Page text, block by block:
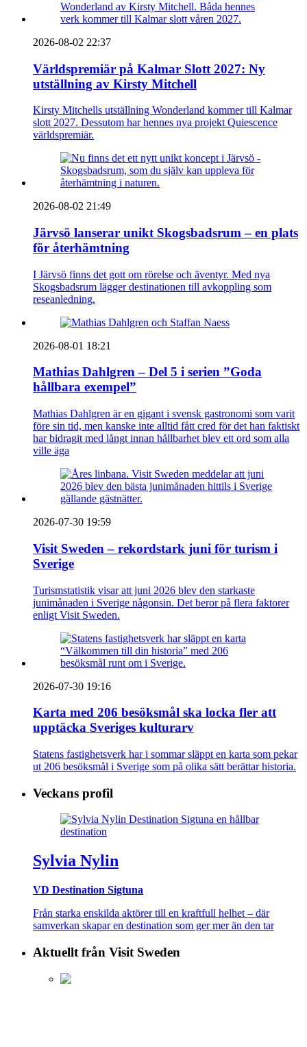
2026-08-02 22:37
Världspremiär på Kalmar Slott 2027: Ny
utställning av Kirsty Mitchell
Kirsty Mitchells utställning Wonderland kommer till Kalmar
slott 2027. Dessutom har hennes nya projekt Quiescence
världspremiär.
2026-08-02 21:49
Järvsö lanserar unikt Skogsbadsrum – en plats
för återhämtning
I Järvsö finns det gott om rörelse och äventyr. Med nya
Skogsbadsrum lägger destinationen till avkoppling som
reseanledning.
2026-08-01 18:21
Mathias Dahlgren – Del 5 i serien ”Goda
hållbara exempel”
Mathias Dahlgren är en gigant i svensk gastronomi som varit
före sin tid, men kanske inte alltid fått cred för det han faktiskt
har bidragit med långt innan hållbarhet blev ett ord som alla
ville äga
2026-07-30 19:59
Visit Sweden – rekordstark juni för turism i
Sverige
Turismstatistik visar att juni 2026 blev den starkaste
junimånaden i Sverige någonsin. Det beror på flera faktorer
enligt Visit Sweden.
2026-07-30 19:16
Karta med 206 besöksmål ska locka fler att
upptäcka Sveriges kulturarv
Statens fastighetsverk har i sommar släppt en karta som pekar
ut 206 besöksmål i Sverige som på olika sätt berättar historia.
Veckans profil
Sylvia Nylin
VD Destination Sigtuna
Från starka enskilda aktörer till en kraftfull helhet – där
samverkan skapar en destination som ger mer än den tar
Aktuellt från Visit Sweden